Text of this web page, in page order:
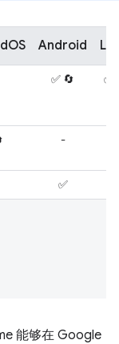
Android
✅ 🔄 ✅
-
✅
能够在 Google